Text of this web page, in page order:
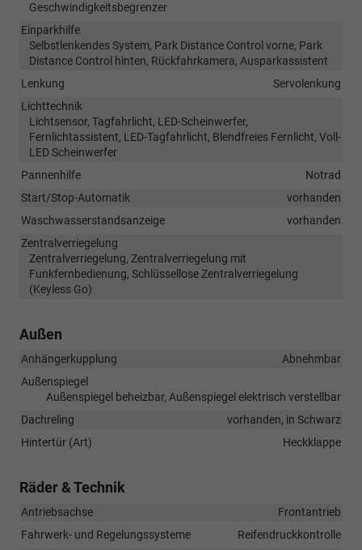
Geschwindigkeitsbegrenzer
Einparkhilfe
Selbstlenkendes System, Park Distance Control vorne, Park
Distance Control hinten, Rückfahrkamera, Ausparkassistent
Lenkung
Servolenkung
Lichttechnik
Lichtsensor, Tagfahrlicht, LED-Scheinwerfer,
Fernlichtassistent, LED-Tagfahrlicht, Blendfreies Fernlicht, Voll-
LED Scheinwerfer
Pannenhilfe
Notrad
Start/Stop-Automatik
vorhanden
Waschwasserstandsanzeige
vorhanden
Zentralverriegelung
Zentralverriegelung, Zentralverriegelung mit
Funkfernbedienung, Schlüssellose Zentralverriegelung
(Keyless Go)
Außen
Anhängerkupplung
Abnehmbar
Außenspiegel
Außenspiegel beheizbar, Außenspiegel elektrisch verstellbar
Dachreling
vorhanden, in Schwarz
Hintertür (Art)
Heckklappe
Räder & Technik
Antriebsachse
Frontantrieb
Fahrwerk- und Regelungssysteme
Reifendruckkontrolle